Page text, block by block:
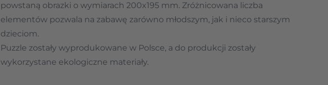
powstaną obrazki o wymiarach 200x195 mm. Zróżnicowana liczba
elementów pozwala na zabawę zarówno młodszym, jak i nieco starszym
dzieciom.
Puzzle zostały wyprodukowane w Polsce, a do produkcji zostały
wykorzystane ekologiczne materiały.